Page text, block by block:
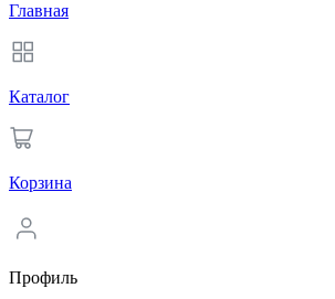
Главная
Каталог
Корзина
Профиль